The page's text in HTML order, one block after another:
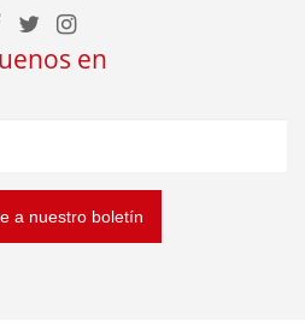
en
a nuestro boletín